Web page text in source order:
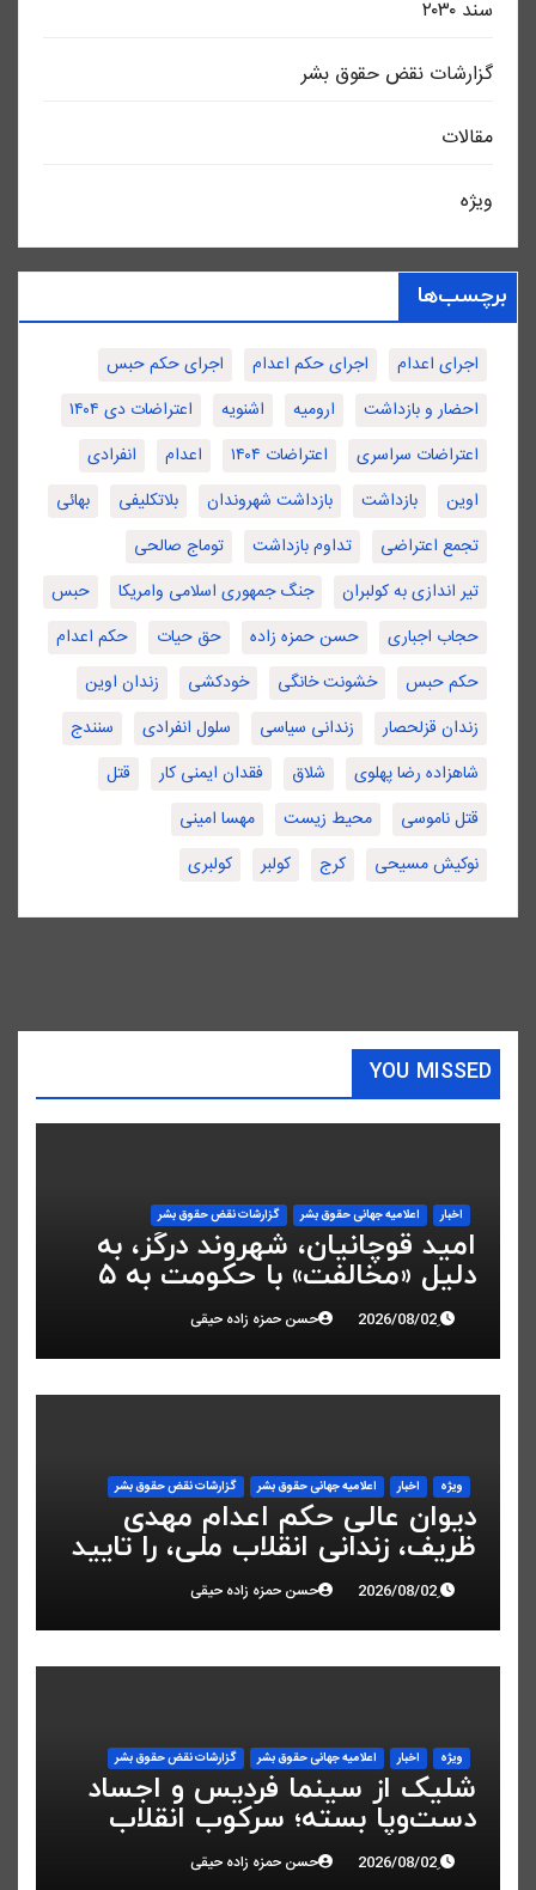
سند ٢٠٣٠
گزارشات نقض حقوق بشر
مقالات
ویژه
برچسب‌ها
اجرای اعدام اجرای حکم اعدام
اجرای حکم حبس
احضار و بازداشت
ارومیه اشنویه
اعتراضات دی ۱۴۰۴
اعتراضات سراسری
اعتراضات ۱۴۰۴ اعدام
انفرادی
اوین
بازداشت بازداشت شهروندان بلاتکلیفی
بهائی
تجمع اعتراضی
تداوم بازداشت
توماج صالحی
تیر اندازی به کولبران
جنگ جمهوری اسلامی وامریکا
حبس
حجاب اجباری
حسن حمزه زاده حق حیات
حکم اعدام
حکم حبس
خشونت خانگی خودکشی
زندان اوین
زندان قزلحصار
زندانی سیاسی سلول انفرادی
سنندج
شاهزاده رضا پهلوی
شلاق فقدان ایمنی کار
قتل
قتل ناموسی
محیط زیست
مهسا امینی
نوکیش مسیحی
کرج کولبر کولبری
YOU MISSED
اخبار اعلاميه جهانی حقوق بشر گزارشات نقض حقوق بشر
امید قوچانیان، شهروند درگز، به
دلیل «مخالفت» با حکومت به ۵
سال زندان محکوم شد
حسن حمزه زاده حیقی
ویژه اخبار اعلاميه جهانی حقوق بشر گزارشات نقض حقوق بشر
دیوان عالی حکم اعدام مهدی
ظریف، زندانی انقلاب ملی، را تایید
کرد حسن حمزه زاده حیقی
ویژه اخبار اعلاميه جهانی حقوق بشر گزارشات نقض حقوق بشر
شلیک از سینما فردیس و اجساد
دست‌وپا بسته؛ سرکوب انقلاب
ملی در البرز حسن حمزه زاده حیقی